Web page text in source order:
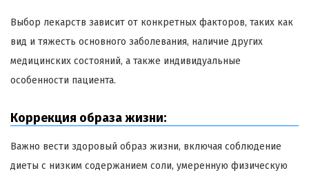
Выбор лекарств зависит от конкретных факторов, таких как
вид и тяжесть основного заболевания, наличие других
медицинских состояний, а также индивидуальные
особенности пациента.
Коррекция образа жизни:
Важно вести здоровый образ жизни, включая соблюдение
диеты с низким содержанием соли, умеренную физическую